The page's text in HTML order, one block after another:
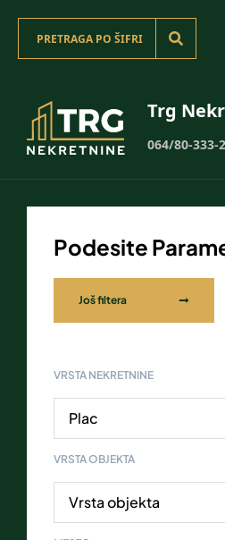
Trg
064/80-333-
Podesite
Još filtera
VRSTA NEKRETNINE
VRSTA OBJEKTA